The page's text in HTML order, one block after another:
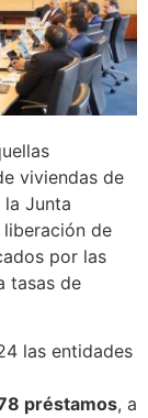
viviendas de
Junta
liberación de
por las
tasas de
las entidades
préstamos, a